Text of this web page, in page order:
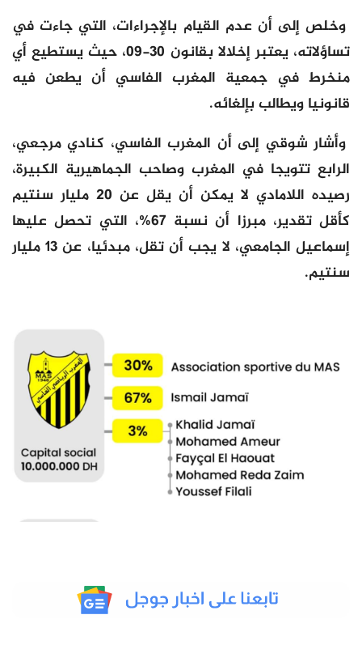
وخلص إلى أن عدم القيام بالإجراءات، التي جاءت في
تساؤلاته، يعتبر إخلالا بقانون 30-09، حيث يستطيع أي
منخرط في جمعية المغرب الفاسي أن يطعن فيه
قانونيا ويطالب بإلغائه.
وأشار شوقي إلى أن المغرب الفاسي، كنادي مرجعي،
الرابع تتويجا في المغرب وصاحب الجماهيرية الكبيرة،
رصيده اللامادي لا يمكن أن يقل عن 20 مليار سنتيم
كأقل تقدير، مبرزا أن نسبة 67%، التي تحصل عليها
إسماعيل الجامعي، لا يجب أن تقل، مبدئيا، عن 13 مليار
سنتيم.